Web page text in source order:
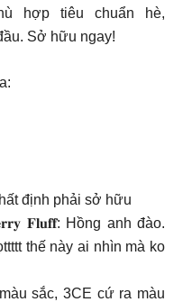
hợp tiêu chuẩn hè,
Sở hữu ngay!
định phải sở hữu
𝐅𝐥𝐮𝐟𝐟: Hồng anh đào.
thế này ai nhìn mà ko
sắc, 3CE cứ ra màu